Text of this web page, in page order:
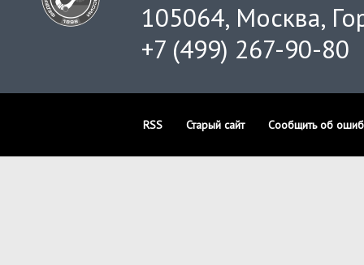
105064, Москва,
+7 (499) 267-90-80
RSS Старый сайт Сообщить об